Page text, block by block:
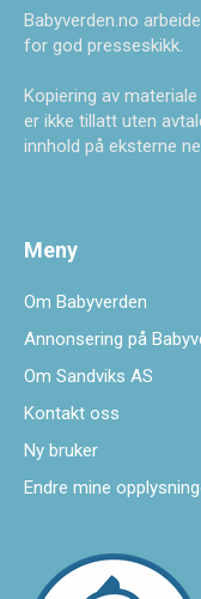
Babyverden.no
for god presseskikk.
Kopiering av
er ikke tillatt uten
innhold på eksterne
Meny
Om Babyverden
Annonsering på
Om Sandviks AS
Kontakt oss
Ny bruker
Endre mine